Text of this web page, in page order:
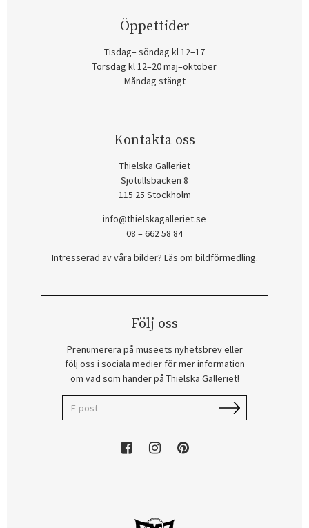
Öppettider
Tisdag– söndag kl 12–17
Torsdag kl 12–20 maj–oktober
Måndag stängt
Kontakta oss
Thielska Galleriet
Sjötullsbacken 8
115 25 Stockholm
info@thielskagalleriet.se
08 – 662 58 84
Intresserad av våra bilder? Läs om bildförmedling.
Följ oss
Prenumerera på museets nyhetsbrev eller
följ oss i sociala medier för mer information
om vad som händer på Thielska Galleriet!